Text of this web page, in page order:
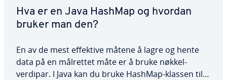
Hva er en Java HashMap og hvordan
bruker man den?
En av de mest effektive måtene å lagre og hente
data på en målrettet måte er å bruke nøkkel-
verdipar. I Java kan du bruke HashMap-klassen til